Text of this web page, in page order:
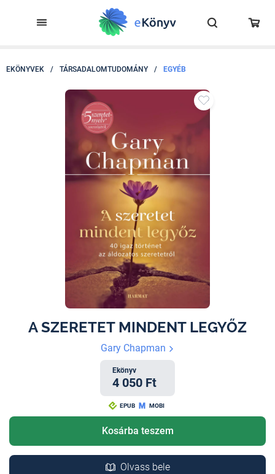
EKÖNYVEK / TÁRSADALOMTUDOMÁNY / EGYÉB
A SZERETET MINDENT LEGYŐZ
Gary Chapman
Ekönyv
4 050 Ft
EPUB MOBI
Kosárba teszem
Olvass bele